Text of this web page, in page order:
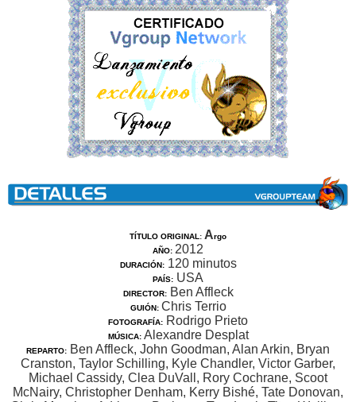
TÍTULO ORIGINAL: Argo
AÑO: 2012
DURACIÓN: 120 minutos
PAÍS: USA
DIRECTOR:Ben Affleck
GUIÓN: Chris Terrio
FOTOGRAFÍA: Rodrigo Prieto
MÚSICA:Alexandre Desplat
REPARTO: Ben Affleck, John Goodman, Alan Arkin, Bryan
Cranston, Taylor Schilling, Kyle Chandler, Victor Garber,
Michael Cassidy, Clea DuVall, Rory Cochrane, Scoot
McNairy, Christopher Denham, Kerry Bishé, Tate Donovan,